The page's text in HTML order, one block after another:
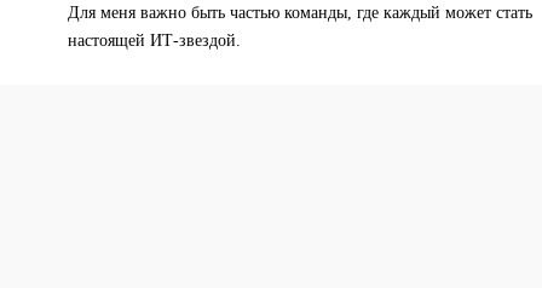
Для меня важно быть частью команды, где каждый может стать
настоящей ИТ-звездой.